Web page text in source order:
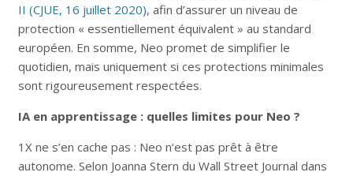
II (CJUE, 16 juillet 2020), afin d’assurer un niveau de
protection « essentiellement équivalent » au standard
européen. En somme, Neo promet de simplifier le
quotidien, mais uniquement si ces protections minimales
sont rigoureusement respectées.
IA en apprentissage : quelles limites pour Neo ?
1X ne s’en cache pas : Neo n’est pas prêt à être
autonome. Selon Joanna Stern du Wall Street Journal dans